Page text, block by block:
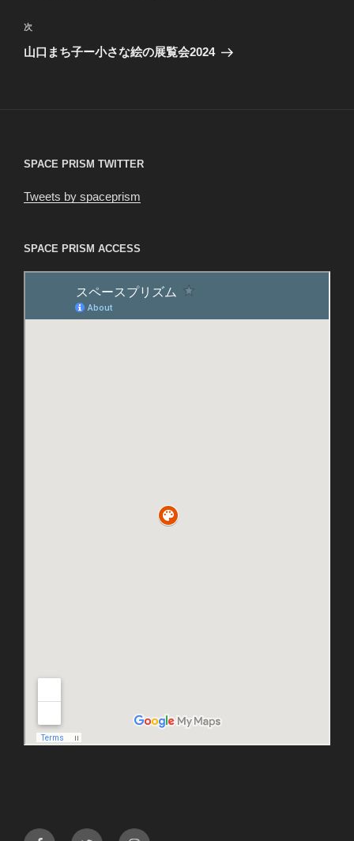
ビ
ゲ
稿
次
の
次
山口まち子ー小さな絵の展覧会2024
SPACE PRISM TWITTER
Tweets by spaceprism
SPACE PRISM ACCESS
facebooktwitter instagram